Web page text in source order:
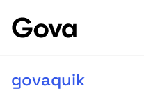
govaquik